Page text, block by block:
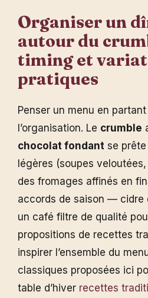
Organiser un
autour du
timing et
pratiques
Penser un menu en
l’organisation. Le crumble
chocolat fondant se
légères (soupes
des fromages affinés en
accords de saison — cidre
un café filtre de qualité
propositions de recettes
inspirer l’ensemble du
classiques proposées ici
table d’hiver recettes